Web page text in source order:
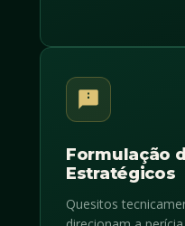
Formulação
Estratégicos
Quesitos